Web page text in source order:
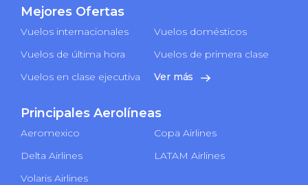
Mejores Ofertas
Vuelos internacionales
Vuelos domésticos
Vuelos de última hora
Vuelos de primera clase
Vuelos en clase ejecutiva
Ver más
Principales Aerolíneas
Aeromexico
Copa Airlines
Delta Airlines
LATAM Airlines
Volaris Airlines